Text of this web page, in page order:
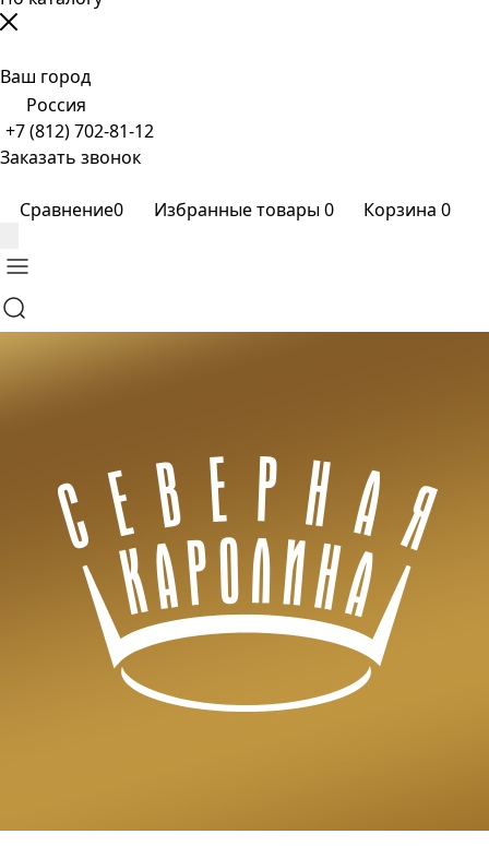
Ваш город
Россия
+7 (812) 702-81-12
Заказать звонок
Сравнение0 Избранные товары0 Корзина 0